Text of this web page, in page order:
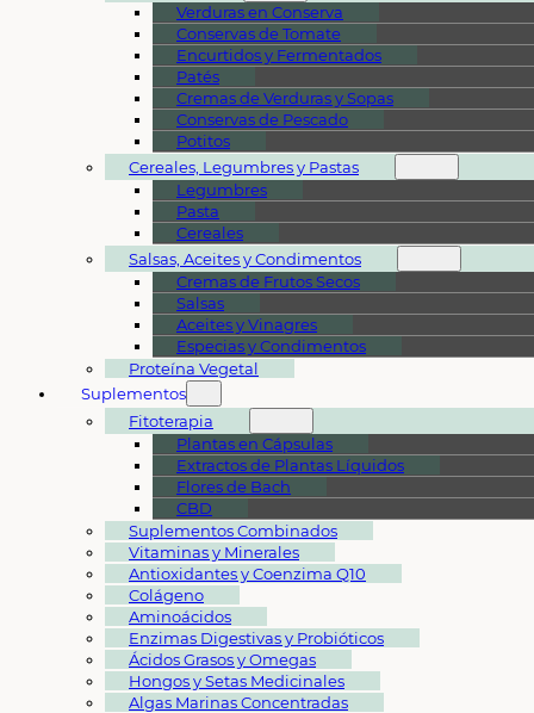
Verduras en Conserva
Conservas de Tomate
Encurtidos y Fermentados
Patés
Cremas de Verduras y Sopas
Conservas de Pescado
Potitos
Cereales, Legumbres y Pastas
Legumbres
Pasta
Cereales
Salsas, Aceites y Condimentos
Cremas de Frutos Secos
Salsas
Aceites y Vinagres
Especias y Condimentos
Proteína Vegetal
Suplementos
Fitoterapia
Plantas en Cápsulas
Extractos de Plantas Líquidos
Flores de Bach
CBD
Suplementos Combinados
Vitaminas y Minerales
Antioxidantes y Coenzima Q10
Colágeno
Aminoácidos
Enzimas Digestivas y Probióticos
Ácidos Grasos y Omegas
Hongos y Setas Medicinales
Algas Marinas Concentradas